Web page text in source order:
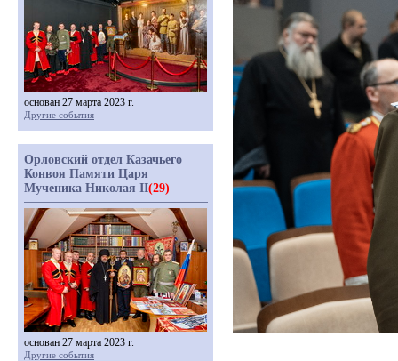
основан 27 марта 2023 г.
Другие события
Орловский отдел Казачьего
Конвоя Памяти Царя
Мученика Николая II(29)
основан 27 марта 2023 г.
Другие события